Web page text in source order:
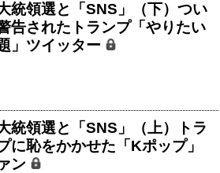
統領選と「SNS」（下）つい
告されたトランプ「やりたい
」ツイッター
統領選と「SNS」（上）トラ
に恥をかかせた「Kポップ」
ン